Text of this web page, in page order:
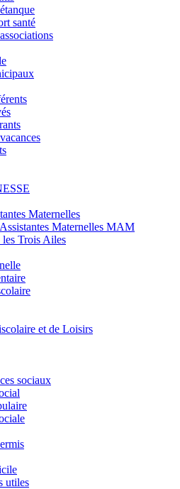
santé
Maternelles
Maternelles MAM
Trois Ailes
et de Loisirs
sociaux
utiles